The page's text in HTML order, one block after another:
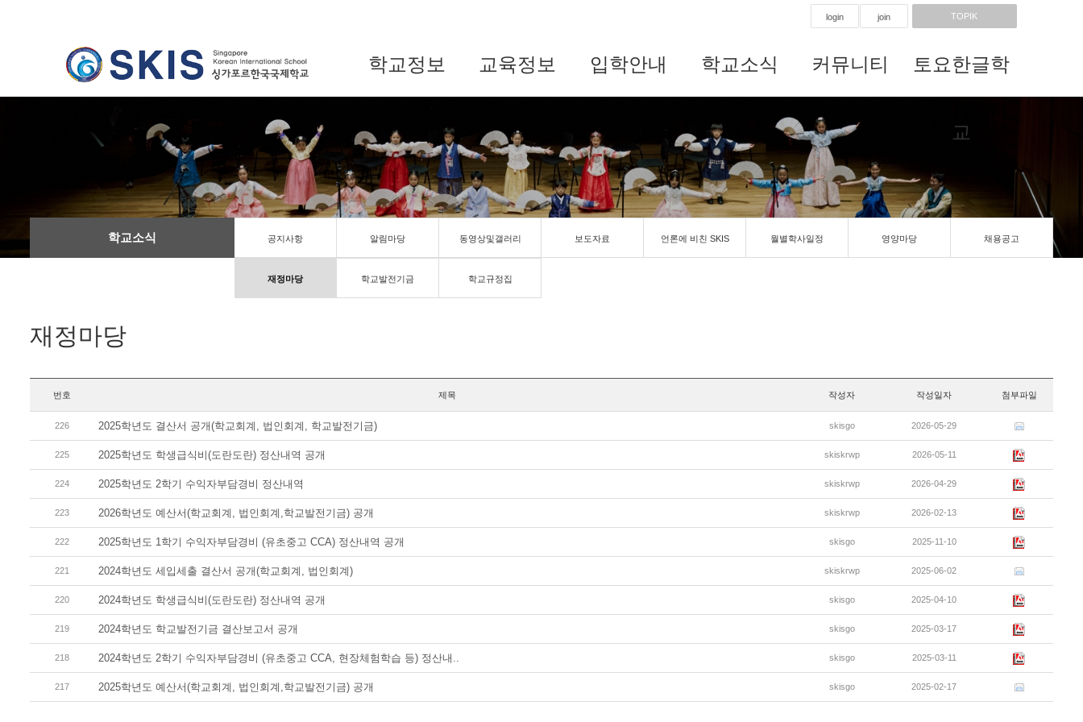
login join TOPIK
학교정보 교육정보 입학안내 학교소식 커뮤니티 토요한글학
교
학교소식 공지사항 알림마당 동영상및갤러리 보도자료 언론에 비친 SKIS 월별학사일정 영양마당 채용공고
재정마당 학교발전기금 학교규정집
재정마당
번호 제목 작성자 작성일자 첨부파일
226 2025학년도 결산서 공개(학교회계, 법인회계, 학교발전기금) skisgo 2026-05-29
225 2025학년도 학생급식비(도란도란) 정산내역 공개 skiskrwp 2026-05-11
224 2025학년도 2학기 수익자부담경비 정산내역 skiskrwp 2026-04-29
223 2026학년도 예산서(학교회계, 법인회계,학교발전기금) 공개 skiskrwp 2026-02-13
222 2025학년도 1학기 수익자부담경비 (유초중고 CCA) 정산내역 공개 skisgo 2025-11-10
221 2024학년도 세입세출 결산서 공개(학교회계, 법인회계) skiskrwp 2025-06-02
220 2024학년도 학생급식비(도란도란) 정산내역 공개 skisgo 2025-04-10
219 2024학년도 학교발전기금 결산보고서 공개 skisgo 2025-03-17
218 2024학년도 2학기 수익자부담경비 (유초중고 CCA, 현장체험학습 등) 정산내.. skisgo 2025-03-11
217 2025학년도 예산서(학교회계, 법인회계,학교발전기금) 공개 skisgo 2025-02-17